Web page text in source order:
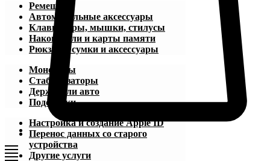
Ремешки
Автомобильные аксессуары
Клавиатуры, мышки, стилусы
Накопители и карты памяти
Рюкзаки, сумки и аксессуары
Моноподы
Стабилизаторы
Держатели авто
Подставки
Настройка и создание Apple ID
Перенос данных со старого
устройства
Другие услуги